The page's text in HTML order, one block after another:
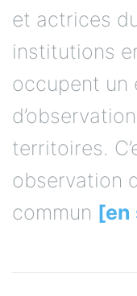
et actrices
institutions
occupent un
territoires.
observation
commun [en